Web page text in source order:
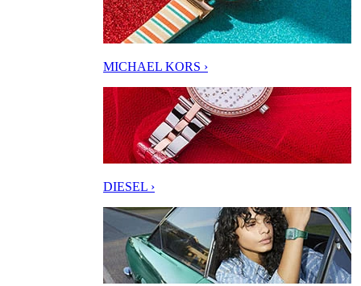
MICHAEL KORS ›
DIESEL ›